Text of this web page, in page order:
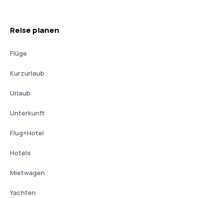
Reise planen
Flüge
Kurzurlaub
Urlaub
Unterkunft
Flug+Hotel
Hotels
Mietwagen
Yachten